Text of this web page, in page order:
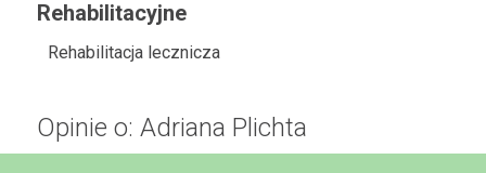
Rehabilitacyjne
Rehabilitacja lecznicza
Opinie o: Adriana Plichta